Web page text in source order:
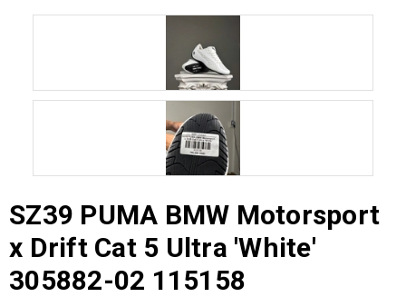
SZ39 PUMA BMW Motorsport
x Drift Cat 5 Ultra 'White'
305882-02 115158